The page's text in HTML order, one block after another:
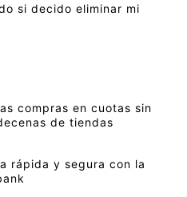
si decido eliminar mi
compras en cuotas sin
de tiendas
rápida y segura con la